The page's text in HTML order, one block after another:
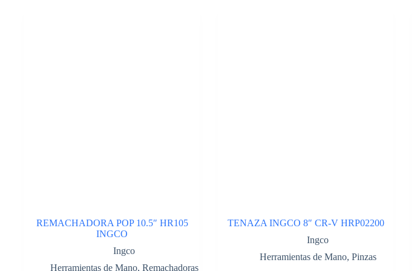
REMACHADORA POP 10.5″ HR105
INGCO
Ingco
Herramientas de Mano, Remachadoras
TENAZA INGCO 8″ CR-V HRP02200
Ingco
Herramientas de Mano, Pinzas